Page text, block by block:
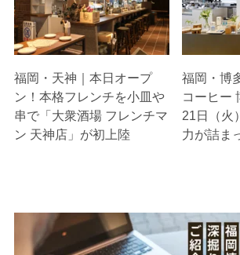
福岡・天神｜本日オープ
ン！本格フレンチを小皿や
串で「大衆酒場 フレンチマ
ン 天神店」が初上陸
福岡・博
コーヒー
21日（火
力が詰ま